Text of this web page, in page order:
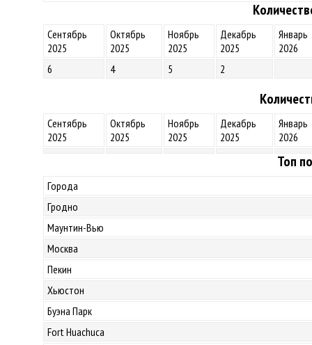
Сентябрь
2025
Октябрь
2025
Ноябрь
2025
Декабрь
2025
Январь
2026
6
4 5 2
Сентябрь
2025
Октябрь
2025
Ноябрь
2025
Декабрь
2025
Январь
2026
Топ
Города
Гродно
Маунтин-Вью
Москва
Пекин
Хьюстон
Буэна Парк
Fort Huachuca